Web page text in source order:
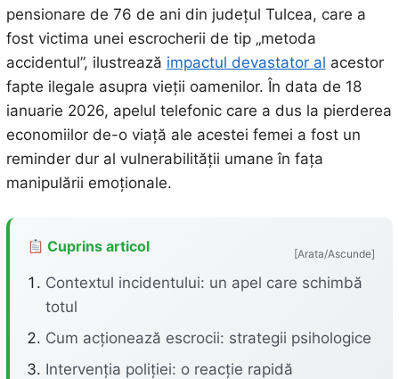
pensionare de 76 de ani din județul Tulcea, care a
fost victima unei escrocherii de tip „metoda
accidentul”, ilustrează impactul devastator al acestor
fapte ilegale asupra vieții oamenilor. În data de 18
ianuarie 2026, apelul telefonic care a dus la pierderea
economiilor de-o viață ale acestei femei a fost un
reminder dur al vulnerabilității umane în fața
manipulării emoționale.
Cuprins articol [Arata/Ascunde]
Contextul incidentului: un apel care schimbă
totul
Cum acționează escrocii: strategii psihologice
Intervenția poliției: o reacție rapidă